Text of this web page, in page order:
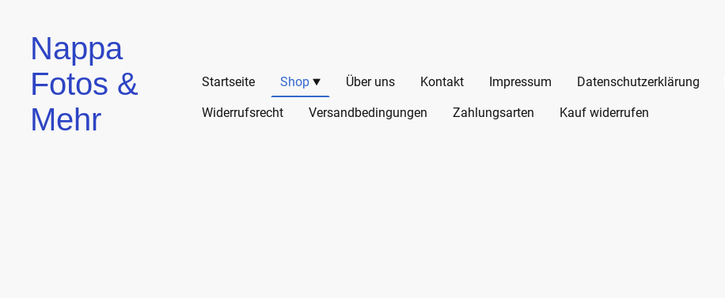
Nappa
Fotos &
Mehr
Startseite Shop Über uns Kontakt Impressum Datenschutzerklärung
Widerrufsrecht Versandbedingungen Zahlungsarten Kauf widerrufen